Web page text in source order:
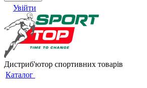
Увійти
Дистриб'ютор спортивних товарів
Каталог